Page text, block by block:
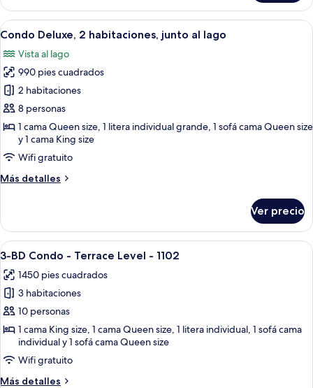
Deluxe,
habitaciones,
al
lago
Abrir
todas
las
fotos
de
Condo
Deluxe,
habitaciones,
junto
al
Una sala de estar moderna con
21
Condo Deluxe, 2 habitaciones, junto al lago
Vista al lago
990 pies cuadrados
2 habitaciones
8 personas
1 cama Queen size, 1 litera individual grande, 1 sofá cama Queen size
y 1 cama King size
Wifi gratuito
Más detalles
Más
Deluxe,
habitaciones,
al
lago
Ver precio
Abrir
todas
las
fotos
de
3-
Condo
-
Un dormitorio con cama, ventilador
26
3-BD Condo - Terrace Level - 1102
1450 pies cuadrados
3 habitaciones
10 personas
1 cama King size, 1 cama Queen size, 1 litera individual, 1 sofá cama
individual y 1 sofá cama Queen size
Wifi gratuito
Más detalles
Más